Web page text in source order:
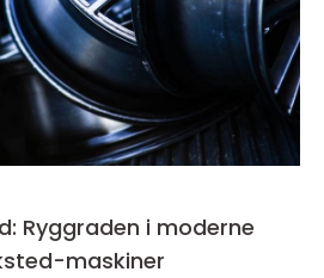
Ryggraden i moderne
maskiner